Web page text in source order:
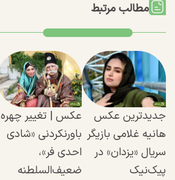
مطالب مرتبط
جدیدترین عکس
هانیه غلامی بازیگر
سریال «یزدان» در
پیک‌نیک
عکس | تغییر چهره
باورنکردنی «شادی
احدی فر»،
ضعیف‌السلطنه